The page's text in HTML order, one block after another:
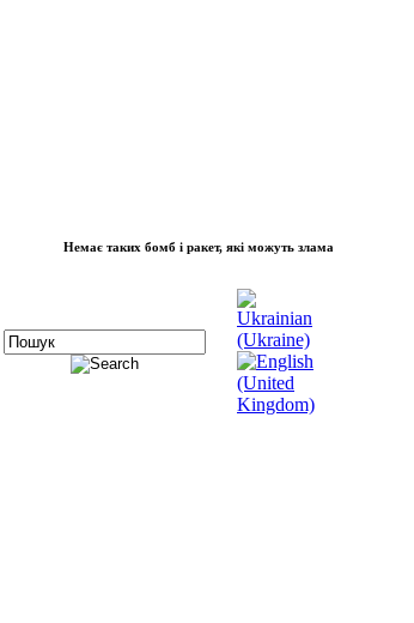
Немає таких бомб і ракет, які можуть зламати волю народу, -